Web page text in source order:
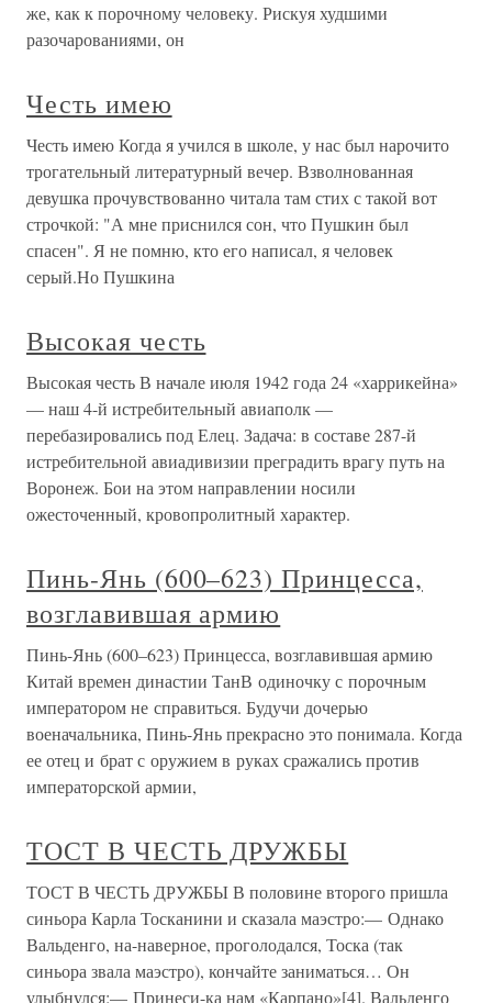
же, как к порочному человеку. Рискуя худшими
разочарованиями, он
Честь имею
Честь имею Когда я учился в школе, у нас был нарочито
трогательный литературный вечер. Взволнованная
девушка прочувствованно читала там стих с такой вот
строчкой: "А мне приснился сон, что Пушкин был
спасен". Я не помню, кто его написал, я человек
серый.Но Пушкина
Высокая честь
Высокая честь В начале июля 1942 года 24 «харрикейна»
— наш 4-й истребительный авиаполк —
перебазировались под Елец. Задача: в составе 287-й
истребительной авиадивизии преградить врагу путь на
Воронеж. Бои на этом направлении носили
ожесточенный, кровопролитный характер.
Пинь-Янь (600–623) Принцесса,
возглавившая армию
Пинь-Янь (600–623) Принцесса, возглавившая армию
Китай времен династии ТанВ одиночку с порочным
императором не справиться. Будучи дочерью
военачальника, Пинь-Янь прекрасно это понимала. Когда
ее отец и брат с оружием в руках сражались против
императорской армии,
ТОСТ В ЧЕСТЬ ДРУЖБЫ
ТОСТ В ЧЕСТЬ ДРУЖБЫ В половине второго пришла
синьора Карла Тосканини и сказала маэстро:— Однако
Вальденго, на-наверное, проголодался, Тоска (так
синьора звала маэстро), кончайте заниматься… Он
улыбнулся:— Принеси-ка нам «Карпано»[4]. Вальденго